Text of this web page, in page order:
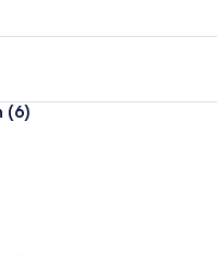
(6)